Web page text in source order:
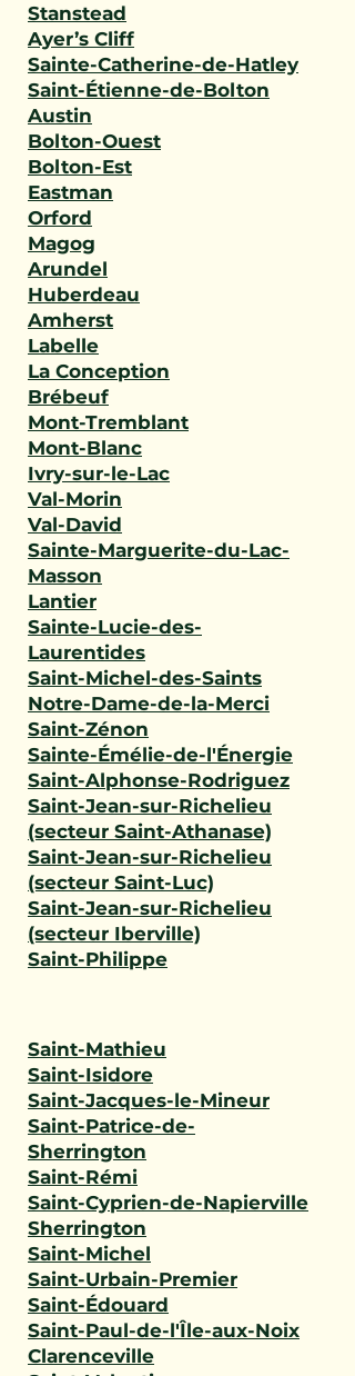
Stanstead
Ayer’s Cliff
Sainte-Catherine-de-Hatley
Saint-Étienne-de-Bolton
Austin
Bolton-Ouest
Bolton-Est
Eastman
Orford
Magog
Arundel
Huberdeau
Amherst
Labelle
La Conception
Brébeuf
Mont-Tremblant
Mont-Blanc
Ivry-sur-le-Lac
Val-Morin
Val-David
Sainte-Marguerite-du-Lac-
Masson
Lantier
Sainte-Lucie-des-
Laurentides
Saint-Michel-des-Saints
Notre-Dame-de-la-Merci
Saint-Zénon
Sainte-Émélie-de-l'Énergie
Saint-Alphonse-Rodriguez
Saint-Jean-sur-Richelieu
(secteur Saint-Athanase)
Saint-Jean-sur-Richelieu
(secteur Saint-Luc)
Saint-Jean-sur-Richelieu
(secteur Iberville)
Saint-Philippe
Saint-Mathieu
Saint-Isidore
Saint-Jacques-le-Mineur
Saint-Patrice-de-
Sherrington
Saint-Rémi
Saint-Cyprien-de-Napierville
Sherrington
Saint-Michel
Saint-Urbain-Premier
Saint-Édouard
Saint-Paul-de-l'Île-aux-Noix
Clarenceville